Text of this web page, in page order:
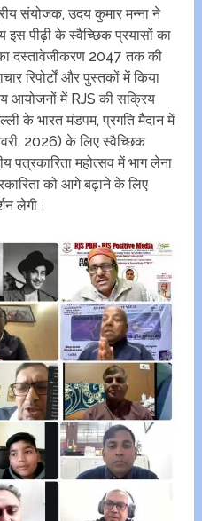
संयोजक, उदय कुमार मन्ना ने
इस पीढ़ी के स्वैच्छिक प्रयासों का
दस्तावेजीकरण 2047 तक की
रिपोर्टों और पुस्तकों में किया
आयोजनों में RJS की सक्रिय
के भारत मंडपम, प्रगति मैदान में
2026) के लिए स्वैच्छिक
पत्रकारिता महोत्सव में भाग लेना
को आगे बढ़ाने के लिए
लेगी।